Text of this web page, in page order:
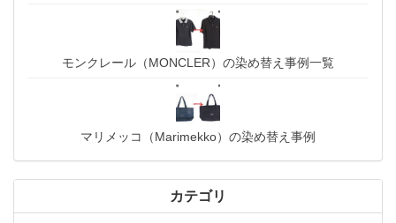
モンクレール（MONCLER）の染め替え事例一覧
マリメッコ（Marimekko）の染め替え事例
カテゴリ